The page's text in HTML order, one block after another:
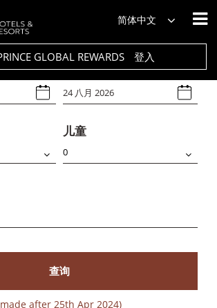
简体中文
GLOBAL REWARDS 登入
退房日期
儿童
查询
after 25th Apr 2024)